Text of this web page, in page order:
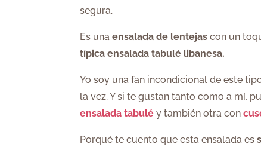
segura.
Es una ensalada de lentejas con un
típica ensalada tabulé libanesa.
Yo soy una fan incondicional de este
la vez. Y si te gustan tanto como a mí,
ensalada tabulé y también otra con
Porqué te cuento que esta ensalada es